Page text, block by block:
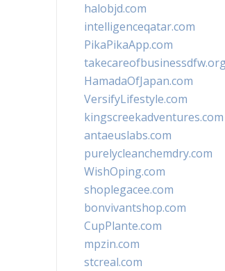
halobjd.com
intelligenceqatar.com
PikaPikaApp.com
HamadaOfJapan.com
VersifyLifestyle.com
kingscreekadventures.com
antaeuslabs.com
purelycleanchemdry.com
WishOping.com
shoplegacee.com
bonvivantshop.com
CupPlante.com
mpzin.com
stcreal.com